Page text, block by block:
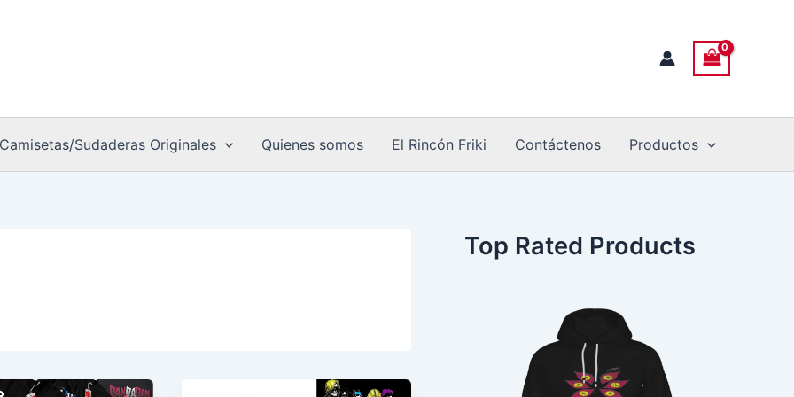
Camisetas/Sudaderas Originales Quienes somos El Rincón Friki Contáctenos Productos
Top Rated Products